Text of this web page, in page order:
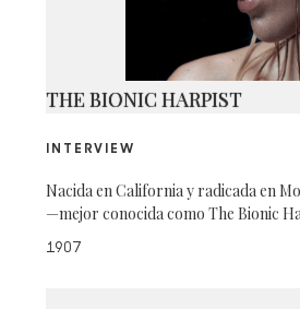
THE BIONIC HARPIST
INTERVIEW
Nacida en California y radicada en
—mejor conocida como The Bionic
1907